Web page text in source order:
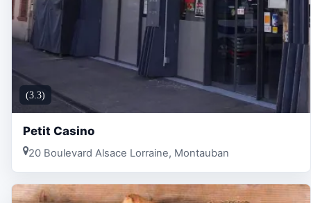
(3.3)
Petit Casino
20 Boulevard Alsace Lorraine, Montauban